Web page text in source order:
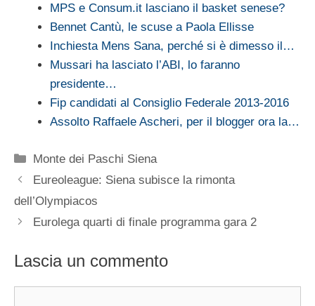
MPS e Consum.it lasciano il basket senese?
Bennet Cantù, le scuse a Paola Ellisse
Inchiesta Mens Sana, perché si è dimesso il…
Mussari ha lasciato l’ABI, lo faranno
presidente…
Fip candidati al Consiglio Federale 2013-2016
Assolto Raffaele Ascheri, per il blogger ora la…
Categorie
Monte dei Paschi Siena
Eureoleague: Siena subisce la rimonta
dell’Olympiacos
Eurolega quarti di finale programma gara 2
Lascia un commento